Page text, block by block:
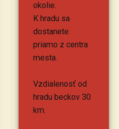
okolie.
K hradu sa
dostanete
priamo z centra
mesta.
Vzdialenosť od
hradu beckov 30
km.